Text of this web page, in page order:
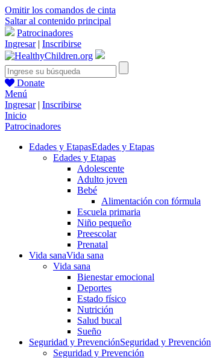
Omitir los comandos de cinta
Saltar al contenido principal
Patrocinadores
Ingresar| Inscribirse
Donate
Menú
Ingresar| Inscribirse
Inicio
Patrocinadores
Edades y EtapasEdades y Etapas
Edades y Etapas
Adolescente
Adulto joven
Bebé
Alimentación con fórmula
Escuela primaria
Niño pequeño
Preescolar
Prenatal
Vida sanaVida sana
Vida sana
Bienestar emocional
Deportes
Estado físico
Nutrición
Salud bucal
Sueño
Seguridad y PrevenciónSeguridad y Prevención
Seguridad y Prevención